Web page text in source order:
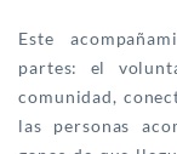
Este
partes: el
comunidad,
las personas